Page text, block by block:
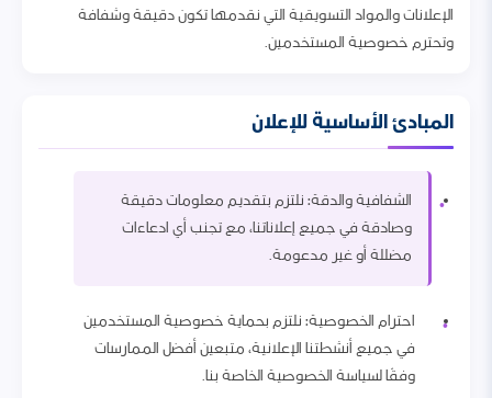
الإعلانات والمواد التسويقية التي نقدمها تكون دقيقة وشفافة
وتحترم خصوصية المستخدمين.
المبادئ الأساسية للإعلان
الشفافية والدقة: نلتزم بتقديم معلومات دقيقة
وصادقة في جميع إعلاناتنا، مع تجنب أي ادعاءات
مضللة أو غير مدعومة.
احترام الخصوصية: نلتزم بحماية خصوصية المستخدمين
في جميع أنشطتنا الإعلانية، متبعين أفضل الممارسات
وفقًا لسياسة الخصوصية الخاصة بنا.